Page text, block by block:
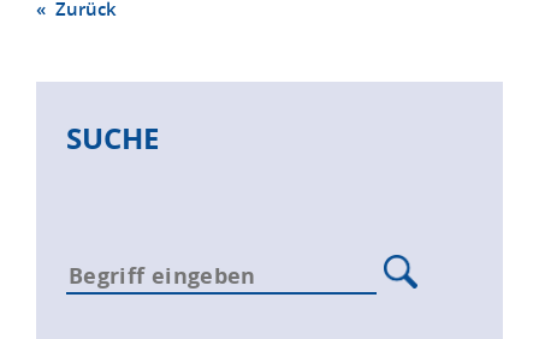
« Zurück
SUCHE